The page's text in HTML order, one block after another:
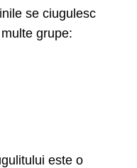
se ciugulesc
grupe:
este o